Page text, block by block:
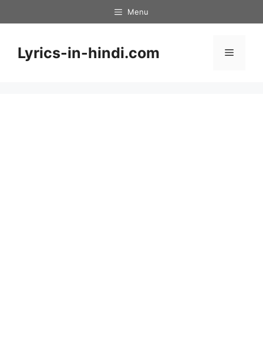
to
Menu
Lyrics-in-hindi.com Menu